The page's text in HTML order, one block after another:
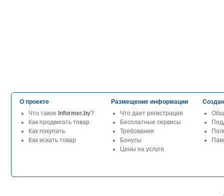
О проекте
Что такое Informer.by?
Как продвигать товар
Как покупать
Как искать товар
Размещение информации
Что дает регистрация
Бесплатные сервисы
Требования
Бонусы
Цены на услуги